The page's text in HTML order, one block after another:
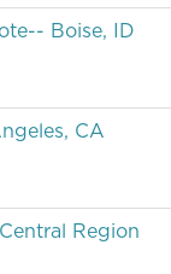
Boise, ID
CA
Region